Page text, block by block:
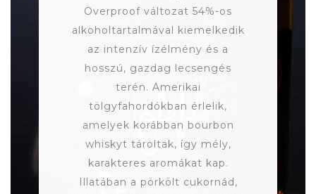
Overproof változat 54%-os
alkoholtartalmával kiemelkedik
az intenzív ízélmény és a
hosszú, gazdag lecsengés
terén. Amerikai
tölgyfahordókban érlelik,
amelyek korábban bourbon
whiskyt tároltak, így mély,
karakteres aromákat kap.
Illatában a pörkölt cukornád,